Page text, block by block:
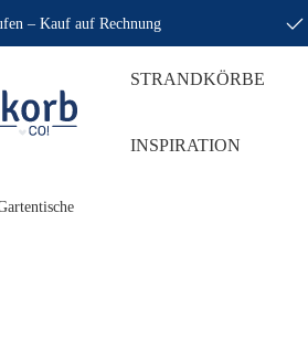
– Kauf auf Rechnung
STRANDKÖRBE
INSPIRATION